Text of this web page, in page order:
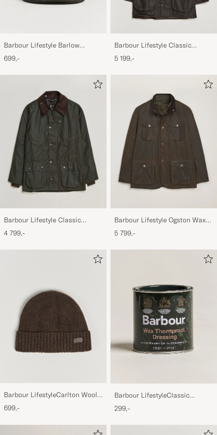
Barbour Lifestyle Barlow
Herringbone Cap Olive
699,-
Barbour Lifestyle Classic
Beaufort Jacket Olive
5 199,-
Barbour Lifestyle Classic
Bedale Jacket Olive
4 799,-
Barbour Lifestyle Ogston Waxed
Jacket Olive
5 799,-
Barbour LifestyleCarlton Wool
BeanieMid Brown
699,-
Barbour LifestyleClassic
Thornproof Dressing
299,-